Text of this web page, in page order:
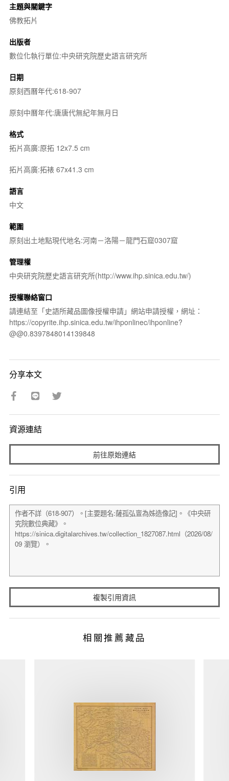
主題與關鍵字
佛教拓片
出版者
數位化執行單位:中央研究院歷史語言研究所
日期
原刻西曆年代:618-907
原刻中曆年代:唐唐代無紀年無月日
格式
拓片高廣:原拓 12x7.5 cm
拓片高廣:拓裱 67x41.3 cm
語言
中文
範圍
原刻出土地點現代地名:河南－洛陽－龍門石窟0307窟
管理權
中央研究院歷史語言研究所(http://www.ihp.sinica.edu.tw/)
授權聯絡窗口
請連結至「史語所藏品圖像授權申請」網站申請授權，網址：
https://copyrite.ihp.sinica.edu.tw/ihponlinec/ihponline?
@@0.8397848014139848
分享本文
資源連結
前往原始連結
引用
複製引用資訊
相關推薦藏品